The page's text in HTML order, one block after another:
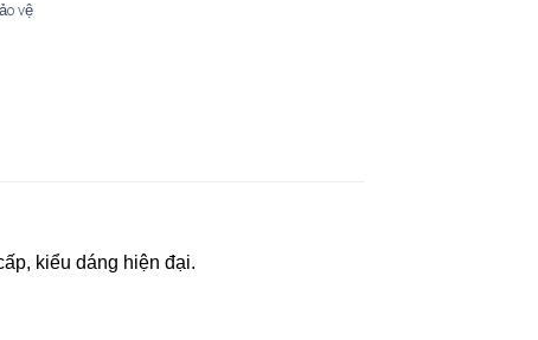
vệ
kiểu dáng hiện đại.